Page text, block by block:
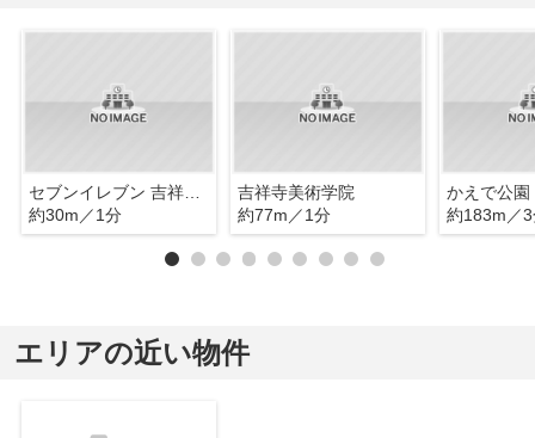
セブンイレブン 吉祥寺中町店
約30m／1分
吉祥寺美術学院
約77m／1分
かえで公園
約183m／
エリアの近い物件